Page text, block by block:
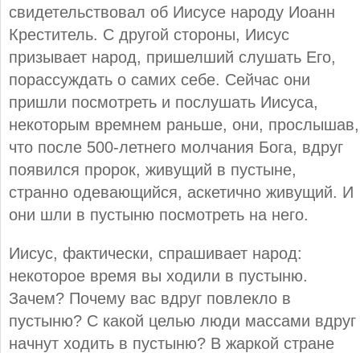
свидетельствовал об Иисусе народу Иоанн
Креститель. С другой стороны, Иисус
призывает народ, пришелший слушать Его,
порассуждать о самих себе. Сейчас они
пришли посмотреть и послушать Иисуса,
некоторым времнем раньше, они, прослышав,
что после 500-летнего молчания Бога, вдруг
появился пророк, живущий в пустыне,
странно одевающийся, аскетично живущий. И
они шли в пустыню посмотреть на него.
Иисус, фактически, спрашивает народ:
некоторое время вы ходили в пустыню.
Зачем? Почему вас вдруг повлекло в
пустыню? С какой целью люди массами вдруг
начнут ходить в пустыню? В жаркой стране